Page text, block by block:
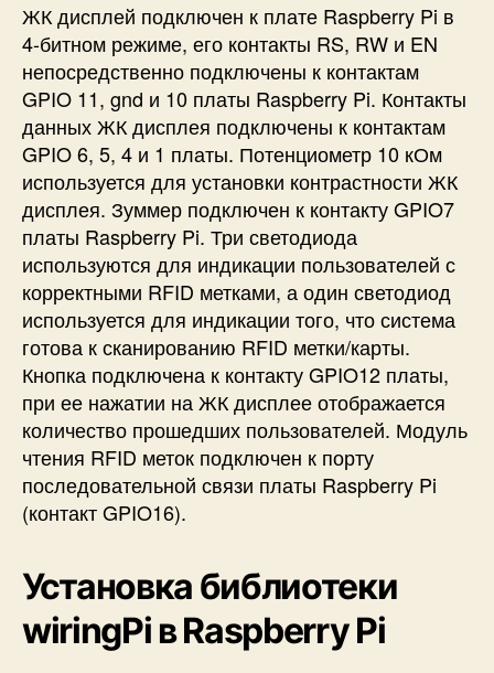
ЖК дисплей подключен к плате Raspberry Pi в
4-битном режиме, его контакты RS, RW и EN
непосредственно подключены к контактам
GPIO 11, gnd и 10 платы Raspberry Pi. Контакты
данных ЖК дисплея подключены к контактам
GPIO 6, 5, 4 и 1 платы. Потенциометр 10 кОм
используется для установки контрастности ЖК
дисплея. Зуммер подключен к контакту GPIO7
платы Raspberry Pi. Три светодиода
используются для индикации пользователей с
корректными RFID метками, а один светодиод
используется для индикации того, что система
готова к сканированию RFID метки/карты.
Кнопка подключена к контакту GPIO12 платы,
при ее нажатии на ЖК дисплее отображается
количество прошедших пользователей. Модуль
чтения RFID меток подключен к порту
последовательной связи платы Raspberry Pi
(контакт GPIO16).
Установка библиотеки
wiringPi в Raspberry Pi